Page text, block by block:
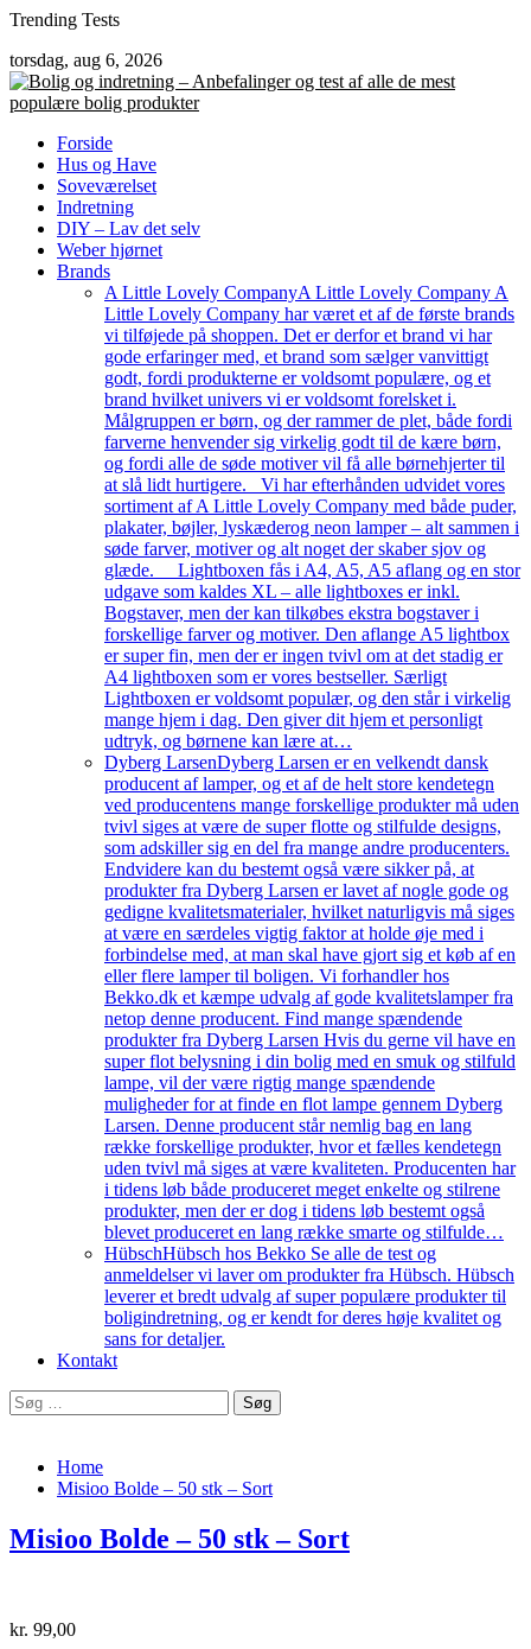
Skip
content
Trending Tests
torsdag, aug 6, 2026
Forside
Hus og Have
Soveværelset
Indretning
DIY – Lav det selv
Weber hjørnet
Brands
A Little Lovely CompanyA Little Lovely Company A
Little Lovely Company har været et af de første brands
vi tilføjede på shoppen. Det er derfor et brand vi har
gode erfaringer med, et brand som sælger vanvittigt
godt, fordi produkterne er voldsomt populære, og et
brand hvilket univers vi er voldsomt forelsket i.
Målgruppen er børn, og der rammer de plet, både fordi
farverne henvender sig virkelig godt til de kære børn,
og fordi alle de søde motiver vil få alle børnehjerter til
at slå lidt hurtigere. Vi har efterhånden udvidet vores
sortiment af A Little Lovely Company med både puder,
plakater, bøjler, lyskæderog neon lamper – alt sammen i
søde farver, motiver og alt noget der skaber sjov og
glæde. Lightboxen fås i A4, A5, A5 aflang og en stor
udgave som kaldes XL – alle lightboxes er inkl.
Bogstaver, men der kan tilkøbes ekstra bogstaver i
forskellige farver og motiver. Den aflange A5 lightbox
er super fin, men der er ingen tvivl om at det stadig er
A4 lightboxen som er vores bestseller. Særligt
Lightboxen er voldsomt populær, og den står i virkelig
mange hjem i dag. Den giver dit hjem et personligt
udtryk, og børnene kan lære at…
Dyberg LarsenDyberg Larsen er en velkendt dansk
producent af lamper, og et af de helt store kendetegn
ved producentens mange forskellige produkter må uden
tvivl siges at være de super flotte og stilfulde designs,
som adskiller sig en del fra mange andre producenters.
Endvidere kan du bestemt også være sikker på, at
produkter fra Dyberg Larsen er lavet af nogle gode og
gedigne kvalitetsmaterialer, hvilket naturligvis må siges
at være en særdeles vigtig faktor at holde øje med i
forbindelse med, at man skal have gjort sig et køb af en
eller flere lamper til boligen. Vi forhandler hos
Bekko.dk et kæmpe udvalg af gode kvalitetslamper fra
netop denne producent. Find mange spændende
produkter fra Dyberg Larsen Hvis du gerne vil have en
super flot belysning i din bolig med en smuk og stilfuld
lampe, vil der være rigtig mange spændende
muligheder for at finde en flot lampe gennem Dyberg
Larsen. Denne producent står nemlig bag en lang
række forskellige produkter, hvor et fælles kendetegn
uden tvivl må siges at være kvaliteten. Producenten har
i tidens løb både produceret meget enkelte og stilrene
produkter, men der er dog i tidens løb bestemt også
blevet produceret en lang række smarte og stilfulde…
HübschHübsch hos Bekko Se alle de test og
anmeldelser vi laver om produkter fra Hübsch. Hübsch
leverer et bredt udvalg af super populære produkter til
boligindretning, og er kendt for deres høje kvalitet og
sans for detaljer.
Kontakt
Søg
efter:
Home
Misioo Bolde – 50 stk – Sort
Misioo Bolde – 50 stk – Sort
kr. 99,00